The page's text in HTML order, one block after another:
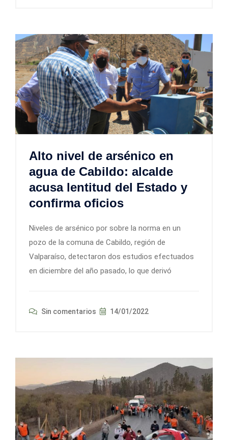
Alto nivel de arsénico en
agua de Cabildo: alcalde
acusa lentitud del Estado y
confirma oficios
Niveles de arsénico por sobre la norma en un
pozo de la comuna de Cabildo, región de
Valparaíso, detectaron dos estudios efectuados
en diciembre del año pasado, lo que derivó
Sin comentarios 14/01/2022